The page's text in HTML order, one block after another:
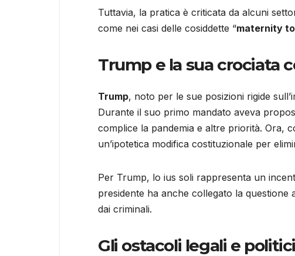
Tuttavia, la pratica è criticata da alcuni
come nei casi delle cosiddette “maternity
Trump e la sua crociata
Trump, noto per le sue posizioni rigide
Durante il suo primo mandato aveva
complice la pandemia e altre priorità. Ora,
un’ipotetica modifica costituzionale per
Per Trump, lo ius soli rappresenta un
presidente ha anche collegato la
dai criminali.
Gli ostacoli legali e